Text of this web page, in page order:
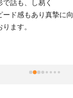
で話も、し易く
ード感もあり真摯に
ます。